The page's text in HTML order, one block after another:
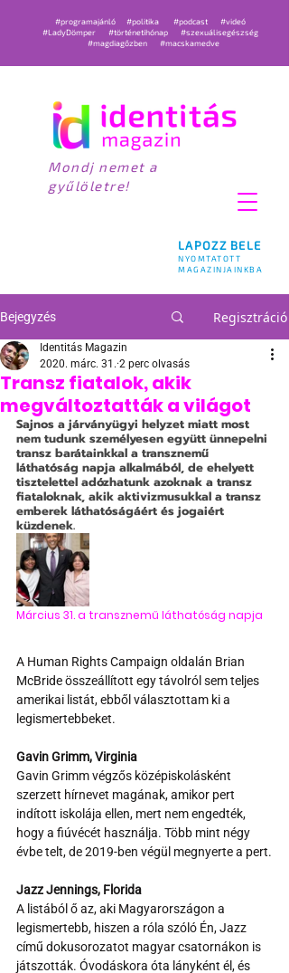
LAPOZZ BELE
NYOMTATOTT
MAGAZINJAINKBA
#programajánló #politika #podcast
#videó
#LadyDömper
#történetihónap
#szexuálisegészség
#magdiagőzben
#macskamedve
Mondj nemet a
gyűlöletre!
Bejegyzés Regisztráció
Transz fiatalok, akik
megváltoztatták a világot
Identitás Magazin
2020. márc. 31. 2 perc olvasás
Sajnos a járványügyi helyzet miatt most
nem tudunk személyesen együtt ünnepelni
transz barátainkkal a transznemű
láthatóság napja alkalmából, de ehelyett
tisztelettel adózhatunk azoknak a transz
fiataloknak, akik aktivizmusukkal a transz
emberek láthatóságáért és jogaiért
küzdenek.
Március 31. a transznemű láthatóság napja
A Human Rights Campaign oldalán Brian
McBride összeállított egy távolról sem teljes
amerikai listát, ebből választottam ki a
legismertebbeket.
Gavin Grimm, Virginia
Gavin Grimm végzős középiskolásként
szerzett hírnevet magának, amikor pert
indított iskolája ellen, mert nem engedték,
hogy a fiúvécét használja. Több mint négy
évbe telt, de 2019-ben végül megnyerte a pert.
Jazz Jennings, Florida
A listából ő az, aki Magyarországon a
legismertebb, hiszen a róla szóló Én, Jazz
című dokusorozatot magyar csatornákon is
játszották. Óvodáskora óta lányként él, és